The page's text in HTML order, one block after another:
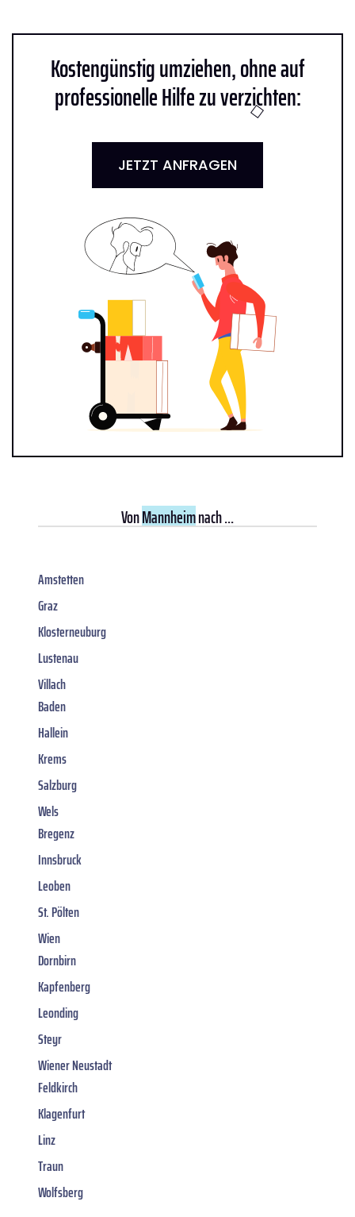
Kostengünstig umziehen, ohne auf
professionelle Hilfe zu verzichten:
JETZT ANFRAGEN
VonMannheimnach ...
Amstetten
Graz
Klosterneuburg
Lustenau
Villach
Baden
Hallein
Krems
Salzburg
Wels
Bregenz
Innsbruck
Leoben
St. Pölten
Wien
Dornbirn
Kapfenberg
Leonding
Steyr
Wiener Neustadt
Feldkirch
Klagenfurt
Linz
Traun
Wolfsberg